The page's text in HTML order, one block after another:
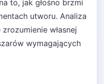
to, jak głośno brzmi
utworu. Analiza
własnej
wymagających